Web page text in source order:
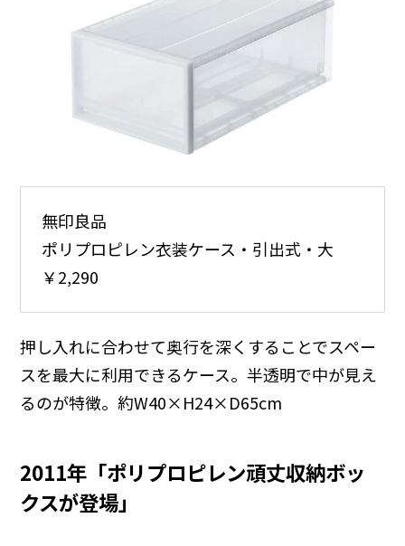
無印良品
ポリプロピレン衣装ケース・引出式・大
￥2,290
押し入れに合わせて奥行を深くすることでスペー
スを最大に利用できるケース。半透明で中が見え
るのが特徴。約W40×H24×D65cm
2011年「ポリプロピレン頑丈収納ボッ
クスが登場」